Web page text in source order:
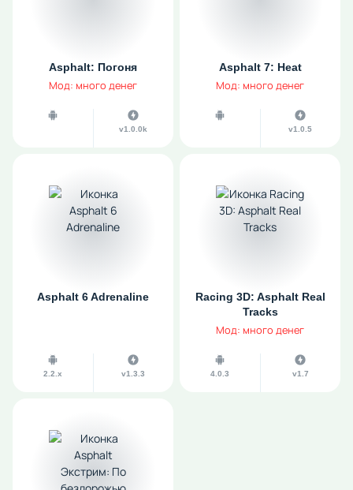
Asphalt: Погоня
Мод: много денег
v1.0.0k
Asphalt 7: Heat
Мод: много денег
v1.0.5
Asphalt 6 Adrenaline
2.2.x v1.3.3
Racing 3D: Asphalt Real
Tracks
Мод: много денег
4.0.3 v1.7